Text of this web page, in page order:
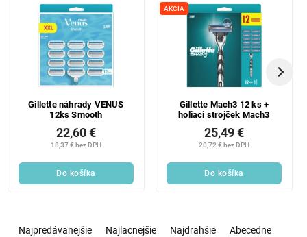
Gillette náhrady VENUS
12ks Smooth
18,37 € bez DPH
22,60 €
Do košíka
AKCIA
Gillette Mach3 12 ks +
holiaci strojček Mach3
20,72 € bez DPH
25,49 €
Do košíka
Najpredávanejšie Najlacnejšie Najdrahšie Abecedne